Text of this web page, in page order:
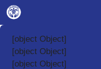
Aller
au
contenu
[object Object]
[object Object]
[object Object]